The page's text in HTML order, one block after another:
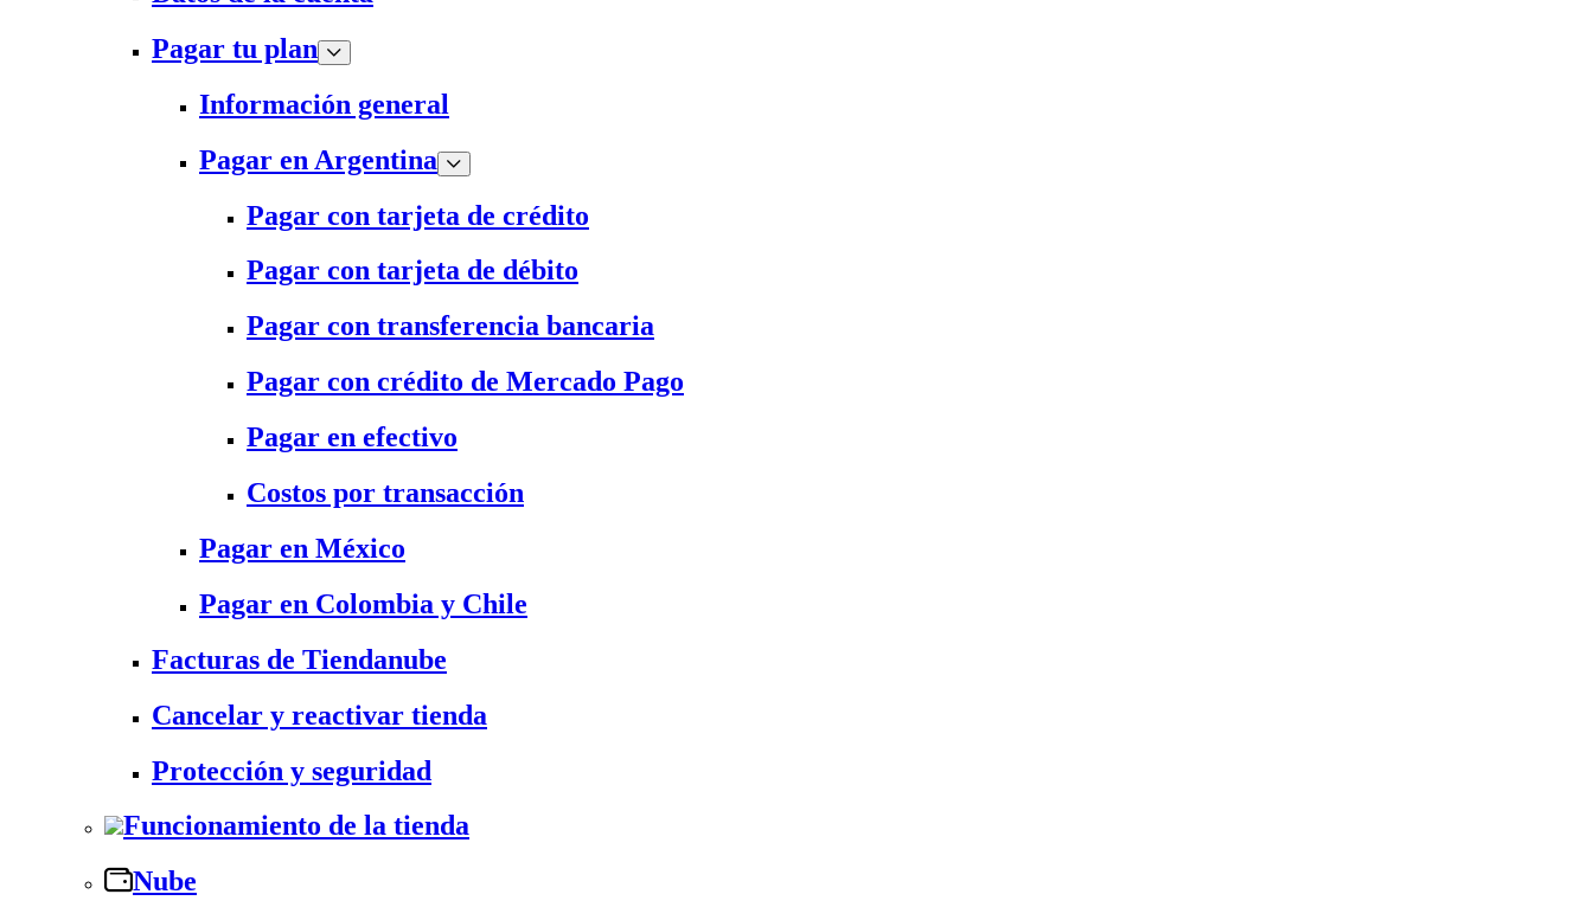
Pagar tu plan
Información general
Pagar en Argentina
Pagar con tarjeta de crédito
Pagar con tarjeta de débito
Pagar con transferencia bancaria
Pagar con crédito de Mercado Pago
Pagar en efectivo
Costos por transacción
Pagar en México
Pagar en Colombia y Chile
Facturas de Tiendanube
Cancelar y reactivar tienda
Protección y seguridad
Funcionamiento de la tienda
Nube